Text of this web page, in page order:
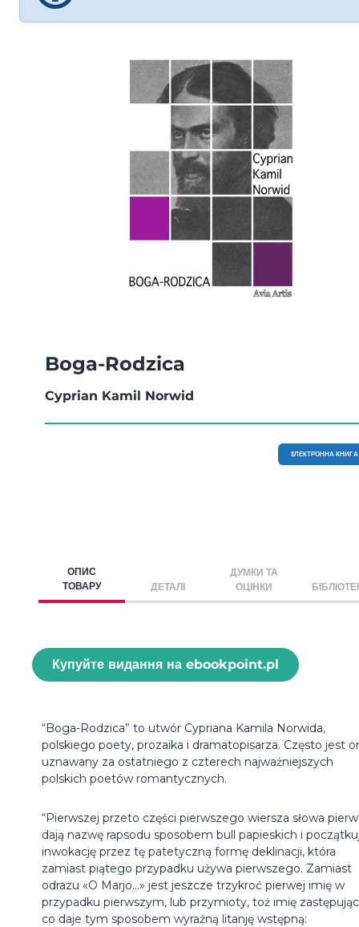
Boga-Rodzica
Cyprian Kamil Norwid
EЛЕКТРОННА КНИГА
ОПИС
ТОВАРУ
ДЕТАЛІ
ДУМКИ ТА
ОЦІНКИ
Купуйте видання на ebookpoint.pl
“Boga-Rodzica” to utwór Cypriana Kamila Norwida,
polskiego poety, prozaika i dramatopisarza. Często jest
uznawany za ostatniego z czterech najważniejszych
polskich poetów romantycznych.
“Pierwszej przeto części pierwszego wiersza słowa
dają nazwę rapsodu sposobem bull papieskich i
inwokację przez tę patetyczną formę deklinacji, która
zamiast piątego przypadku używa pierwszego. Zamiast
odrazu «O Marjo...» jest jeszcze trzykroć pierwej imię w
przypadku pierwszym, lub przymioty, toż imię
co daje tym sposobem wyraźną litanję wstępną: